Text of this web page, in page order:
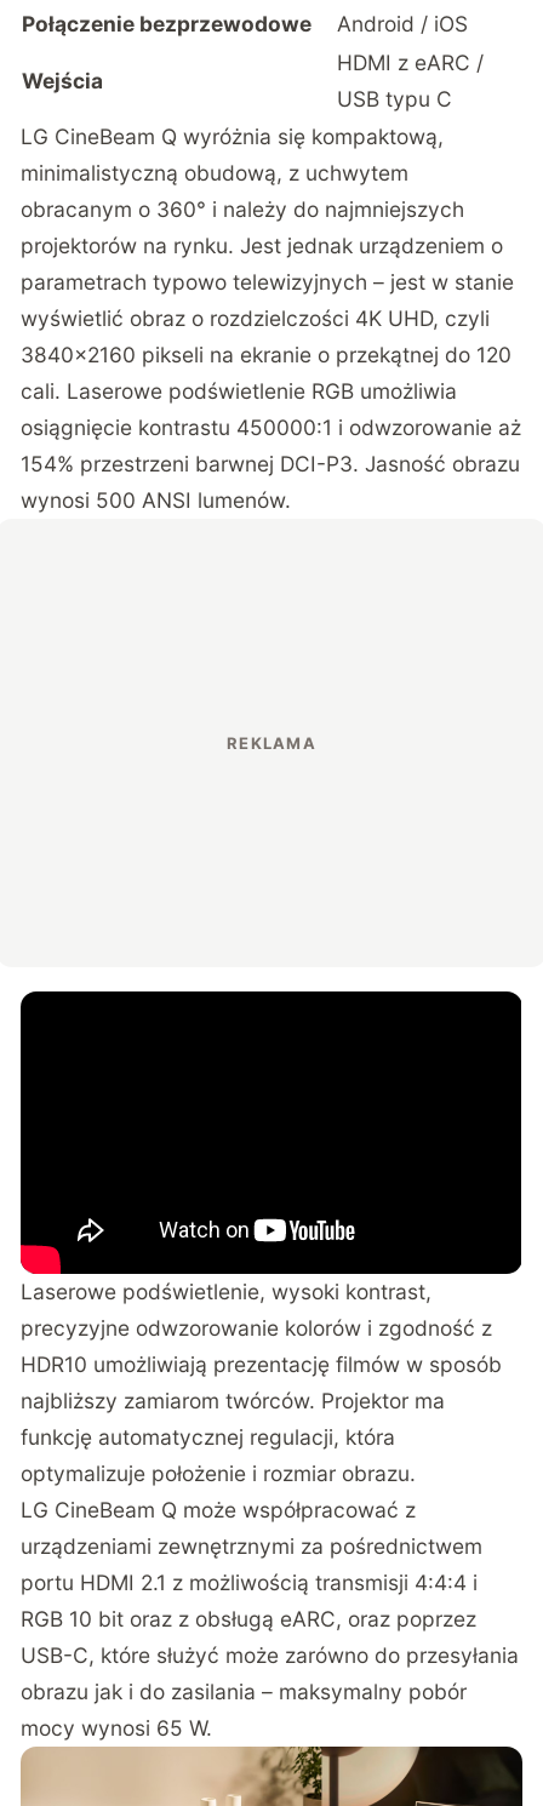
Połączenie bezprzewodowe
Android / iOS
Wejścia
HDMI z eARC /
USB typu C
LG CineBeam Q wyróżnia się kompaktową,
minimalistyczną obudową, z uchwytem
obracanym o 360° i należy do najmniejszych
projektorów na rynku. Jest jednak urządzeniem o
parametrach typowo telewizyjnych – jest w stanie
wyświetlić obraz o rozdzielczości 4K UHD, czyli
3840×2160 pikseli na ekranie o przekątnej do 120
cali. Laserowe podświetlenie RGB umożliwia
osiągnięcie kontrastu 450000:1 i odwzorowanie aż
154% przestrzeni barwnej DCI-P3. Jasność obrazu
wynosi 500 ANSI lumenów.
Laserowe podświetlenie, wysoki kontrast,
precyzyjne odwzorowanie kolorów i zgodność z
HDR10 umożliwiają prezentację filmów w sposób
najbliższy zamiarom twórców. Projektor ma
funkcję automatycznej regulacji, która
optymalizuje położenie i rozmiar obrazu.
LG CineBeam Q może współpracować z
urządzeniami zewnętrznymi za pośrednictwem
portu HDMI 2.1 z możliwością transmisji 4:4:4 i
RGB 10 bit oraz z obsługą eARC, oraz poprzez
USB-C, które służyć może zarówno do przesyłania
obrazu jak i do zasilania – maksymalny pobór
mocy wynosi 65 W.